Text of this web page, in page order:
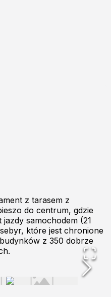
z tarasem z
do centrum, gdzie
samochodem (21
które jest chronione
z 350 dobrze